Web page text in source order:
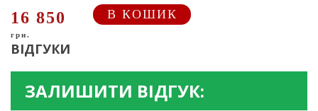
16 850
грн.
В КОШИК
ВІДГУКИ
ЗАЛИШИТИ ВІДГУК: